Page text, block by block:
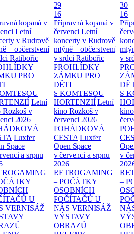
kopaná v
Letní
v Rudrově
– občerstvení
Ratibořic
PRO
Letní
Rozkoš v
2026
Luxfer
Space
a srpnu
U
VERNISÁŽ
29
16
Přípravná kopaná v
červenci Letní
koncerty v Rudrově
mlýně – občerstvení
v srdci Ratibořic
PROHLÍDKY
ZÁMKU PRO
DĚTI
S KOMTESOU
HORTENZIÍ Letní
kino Rozkoš v
červenci 2026
POHÁDKOVÁ
CESTA Luxfer
Open Space
v červenci a srpnu
2026
RETROGAMING
– POČÁTKY
OSOBNÍCH
POČÍTAČŮ U
NÁS VERNISÁŽ
VÝSTAVY
OBRAZŮ
30
16
v
S
v
–